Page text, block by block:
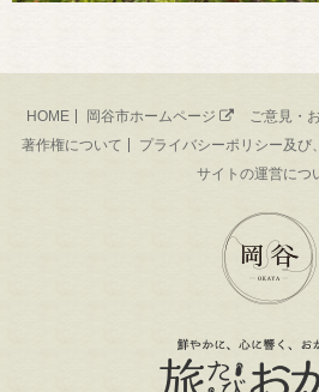
HOME 岡谷市ホームページ ご意見・
著作権について
プライバシーポリシー及び
サイトの運営につ